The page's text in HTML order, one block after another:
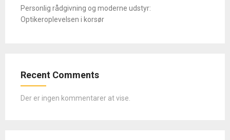
Personlig rådgivning og moderne udstyr:
Optikeroplevelsen i korsør
Recent Comments
Der er ingen kommentarer at vise.